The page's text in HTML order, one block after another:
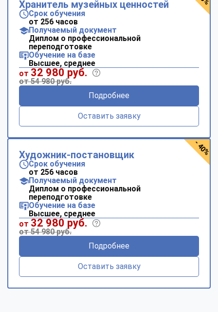
Хранитель музейных ценностей
Срок обучения
от 256 часов
Получаемый документ
Диплом о профессиональной
переподготовке
Обучение на базе
Высшее, среднее
от 32 980 руб.
от 54 980 руб.
Подробнее
Оставить заявку
Художник-постановщик
Срок обучения
от 256 часов
Получаемый документ
Диплом о профессиональной
переподготовке
Обучение на базе
Высшее, среднее
от 32 980 руб.
от 54 980 руб.
Подробнее
Оставить заявку
- 40%